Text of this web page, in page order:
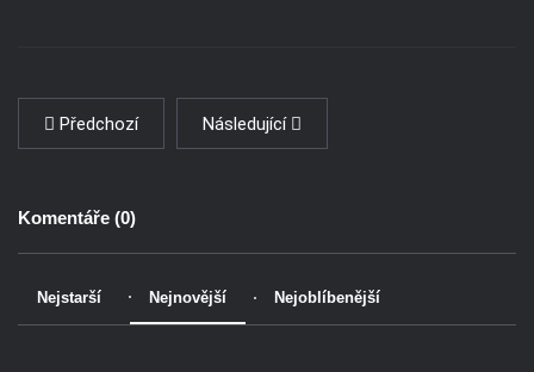
Předchozí Následující
Komentáře (0)
Nejstarší Nejnovější Nejoblíbenější